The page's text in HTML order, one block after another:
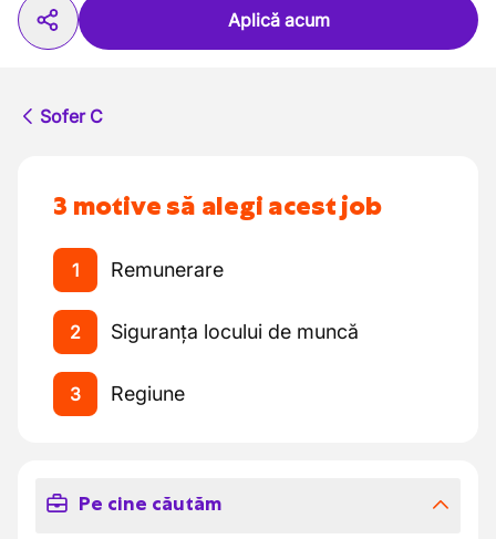
Aplică acum
Sofer C
3 motive să alegi acest job
1 Remunerare
2 Siguranța locului de muncă
3 Regiune
Pe cine căutăm